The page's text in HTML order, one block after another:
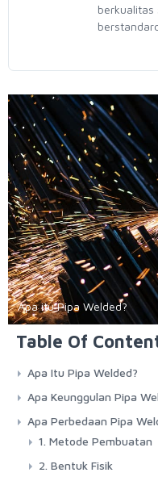
berkualitas
Apa itu Pipa Welded?
Table Of
Apa Itu Pipa Welded?
Apa Keunggulan Pipa
Apa Perbedaan Pipa
1. Metode Pembuatan
2. Bentuk Fisik